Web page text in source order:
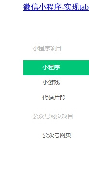
微信小程序-实现tab